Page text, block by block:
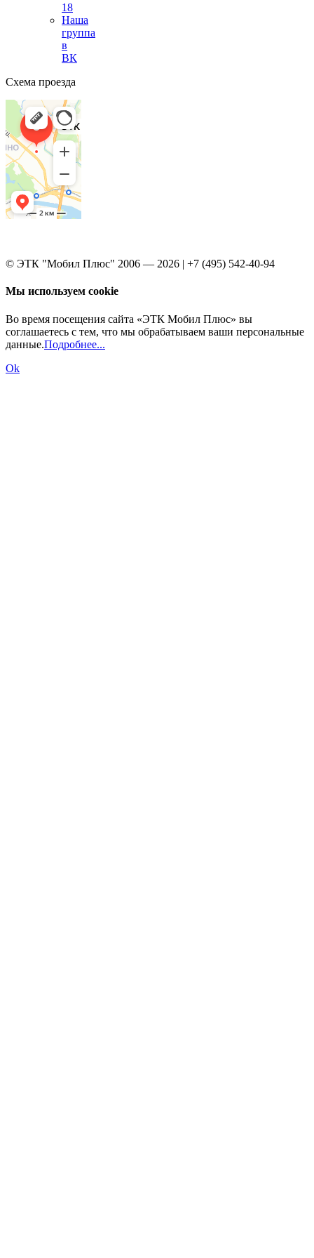
18
Наша
группа
в
ВК
Схема проезда
© ЭТК "Мобил Плюс" 2006 — 2026 | +7 (495) 542-40-94
Мы используем cookie
Во время посещения сайта «ЭТК Мобил Плюс» вы
соглашаетесь с тем, что мы обрабатываем ваши персональные
данные.Подробнее...
Ok